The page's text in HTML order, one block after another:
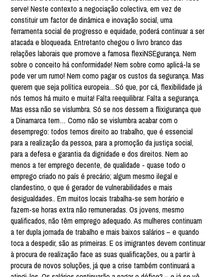
serve! Neste contexto a negociação colectiva, em vez de
constituir um factor de dinâmica e inovação social, uma
ferramenta social de progresso e equidade, poderá continuar a ser
atacada e bloqueada. Entretanto chegou o livro branco das
relações laborais que promove a famosa flexiNSEgurança. Nem
sobre o conceito há conformidade! Nem sobre como aplicá-la se
pode ver um rumo! Nem como pagar os custos da segurança. Mas
querem que seja política europeia…Só que, por cá, flexibilidade já
nós temos há muito e muita! Falta reequilibrar. Falta a segurança.
Mas essa não se vislumbra. Só se nos dessem a flixigurança que
a Dinamarca tem… Como não se vislumbra acabar com o
desemprego: todos temos direito ao trabalho, que é essencial
para a realização da pessoa, para a promoção da justiça social,
para a defesa e garantia da dignidade e dos direitos. Nem ao
menos a ter emprego decente, de qualidade - quase todo o
emprego criado no país é precário; algum mesmo ilegal e
clandestino, o que é gerador de vulnerabilidades e mais
desigualdades.. Em muitos locais trabalha-se sem horário e
fazem-se horas extra não remuneradas. Os jovens, mesmo
qualificados, não têm emprego adequado. As mulheres continuam
a ter dupla jornada de trabalho e mais baixos salários – e quando
toca a despedir, são as primeiras. E os imigrantes devem continuar
à procura de realização face as suas qualificações, ou a partir à
procura de novos soluções, já que a crise também continuará a